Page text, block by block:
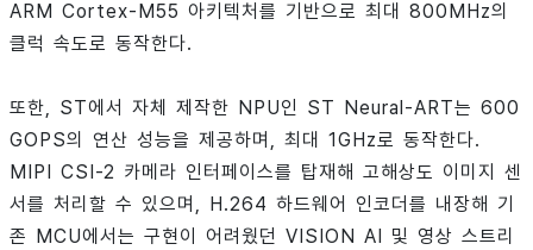
ARM Cortex-M55 아키텍처를 기반으로 최대 800MHz의
클럭 속도로 동작한다.
또한, ST에서 자체 제작한 NPU인 ST Neural-ART는 600
GOPS의 연산 성능을 제공하며, 최대 1GHz로 동작한다.
MIPI CSI-2 카메라 인터페이스를 탑재해 고해상도 이미지 센
서를 처리할 수 있으며, H.264 하드웨어 인코더를 내장해 기
존 MCU에서는 구현이 어려웠던 VISION AI 및 영상 스트리